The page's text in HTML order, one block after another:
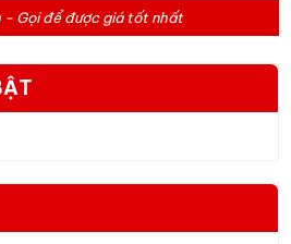
- Gọi để được giá tốt nhất